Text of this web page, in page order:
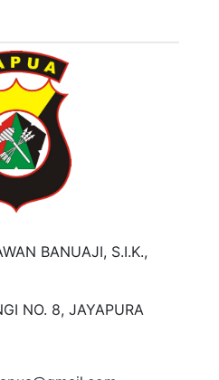
BANUAJI, S.I.K.,
NO. 8, JAYAPURA